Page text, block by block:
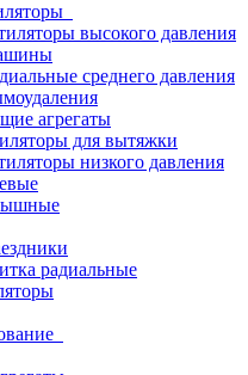
высокого давления
среднего давления
агрегаты
для вытяжки
низкого давления
радиальные